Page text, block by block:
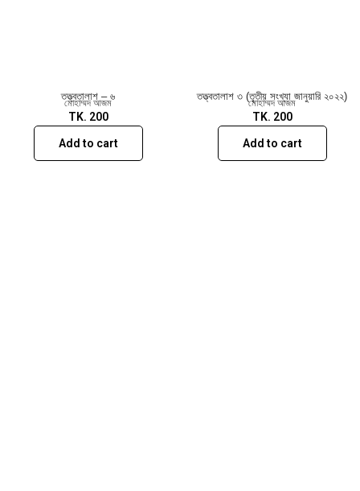
তত্ত্বতালাশ – ৬
মোহাম্মদ আজম
TK. 200
Add to cart
তত্ত্বতালাশ ৩ (তৃতীয় সংখ্যা জানুয়ারি ২০২২)
মোহাম্মদ আজম
TK. 200
Add to cart